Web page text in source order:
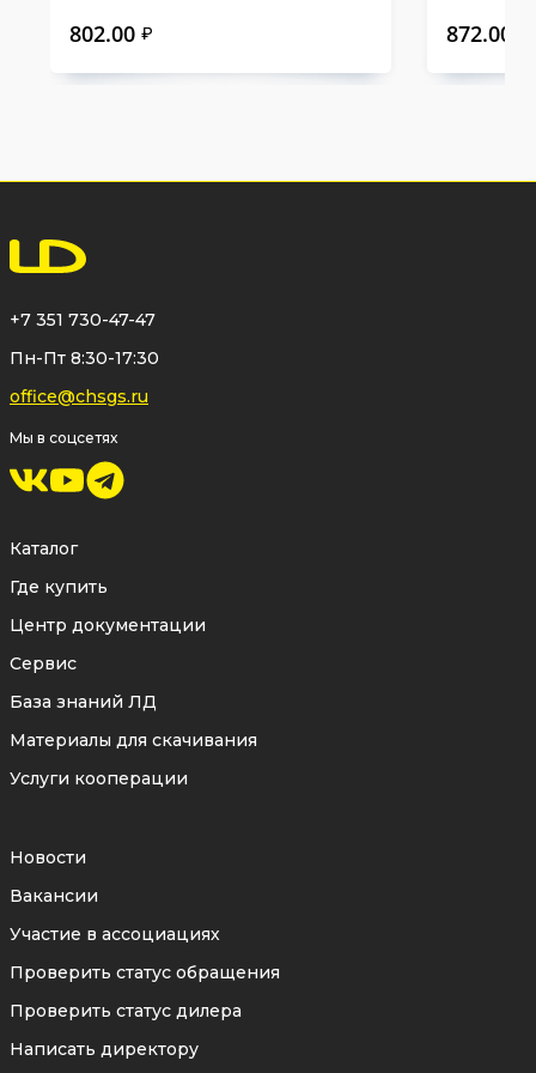
802.00 ₽ 872.00
+7 351 730-47-47
Пн-Пт 8:30-17:30
office@chsgs.ru
Мы в соцсетях
Каталог
Где купить
Центр документации
Сервис
База знаний ЛД
Материалы для скачивания
Услуги кооперации
Новости
Вакансии
Участие в ассоциациях
Проверить статус обращения
Проверить статус дилера
Написать директору